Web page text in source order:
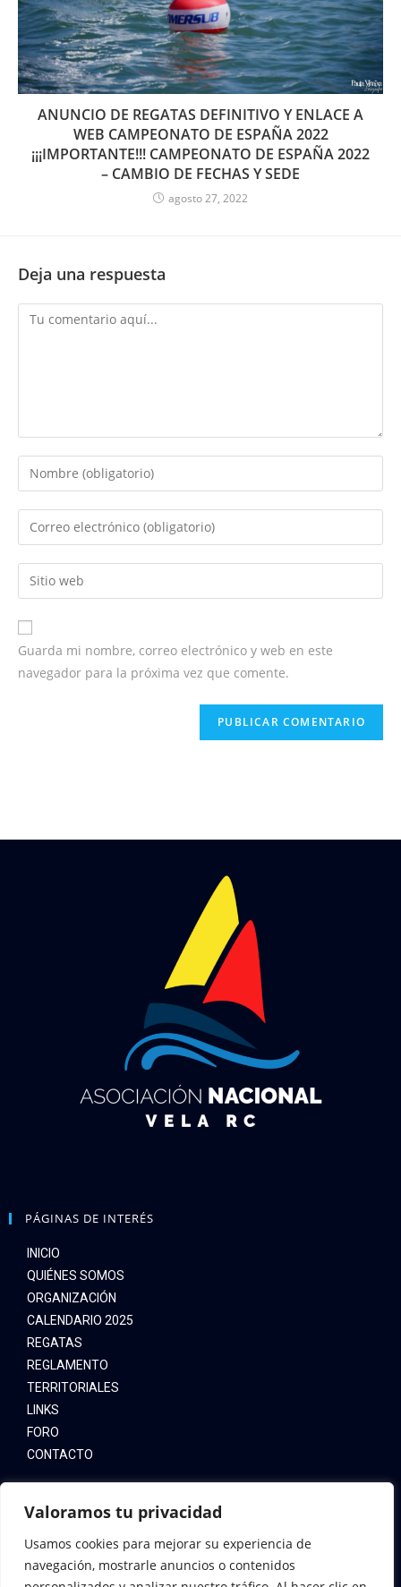
Valoramos tu privacidad
Usamos cookies para mejorar su experiencia de
navegación, mostrarle anuncios o contenidos
ANUNCIO DE REGATAS DEFINITIVO Y ENLACE A
WEB CAMPEONATO DE ESPAÑA 2022
¡¡¡IMPORTANTE!!! CAMPEONATO DE ESPAÑA 2022
– CAMBIO DE FECHAS Y SEDE
agosto 27, 2022
Deja una respuesta
Guarda mi nombre, correo electrónico y web en este
navegador para la próxima vez que comente.
PÁGINAS DE INTERÉS
INICIO
QUIÉNES SOMOS
ORGANIZACIÓN
CALENDARIO 2025
REGATAS
REGLAMENTO
TERRITORIALES
LINKS
FORO
CONTACTO
LEYES
AVISO LEGAL
POLÍTICA DE COOKIES